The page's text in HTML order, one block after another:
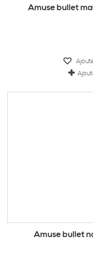
Amuse bullet
Amuse bullet